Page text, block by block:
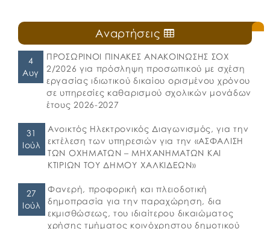
Αναρτήσεις
4
Αυγ
ΠΡΟΣΩΡΙΝΟΙ ΠΙΝΑΚΕΣ ΑΝΑΚΟΙΝΩΣΗΣ ΣΟΧ
2/2026 για πρόσληψη προσωπικού με σχέση
εργασίας ιδιωτικού δικαίου ορισμένου χρόνου
σε υπηρεσίες καθαρισμού σχολικών μονάδων
έτους 2026-2027
31
Ιούλ
Ανοικτός Ηλεκτρονικός Διαγωνισμός, για την
εκτέλεση των υπηρεσιών για την «ΑΣΦΑΛΙΣΗ
ΤΩΝ ΟΧΗΜΑΤΩΝ – ΜΗΧΑΝΗΜΑΤΩΝ ΚΑΙ
ΚΤΙΡΙΩΝ ΤΟΥ ΔΗΜΟΥ ΧΑΛΚΙΔΕΩΝ»
27
Ιούλ
Φανερή, προφορική και πλειοδοτική
δημοπρασία για την παραχώρηση, δια
εκμισθώσεως, του ιδιαίτερου δικαιώματος
χρήσης τμήματος κοινόχρηστου δημοτικού